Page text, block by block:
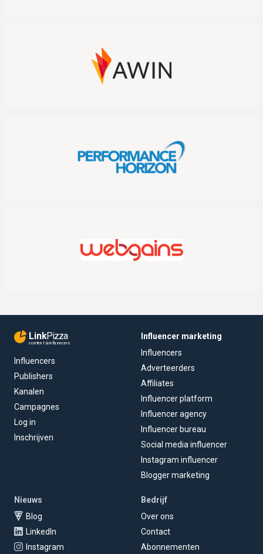
LinkPizza
content & influencers
Influencers
Publishers
Kanalen
Campagnes
Log in
Inschrijven
Influencer marketing
Influencers
Adverteerders
Affiliates
Influencer platform
Influencer agency
Influencer bureau
Social media influencer
Instagram influencer
Blogger marketing
Nieuws
Blog
LinkedIn
Instagram
Bedrijf
Over ons
Contact
Abonnementen